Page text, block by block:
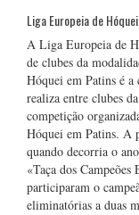
Liga Europeia de
A Liga Europeia de
de clubes da
Hóquei em Patins é a
realiza entre clubes
competição
Hóquei em Patins. A
quando decorria o
«Taça dos
participaram o
eliminatórias a duas